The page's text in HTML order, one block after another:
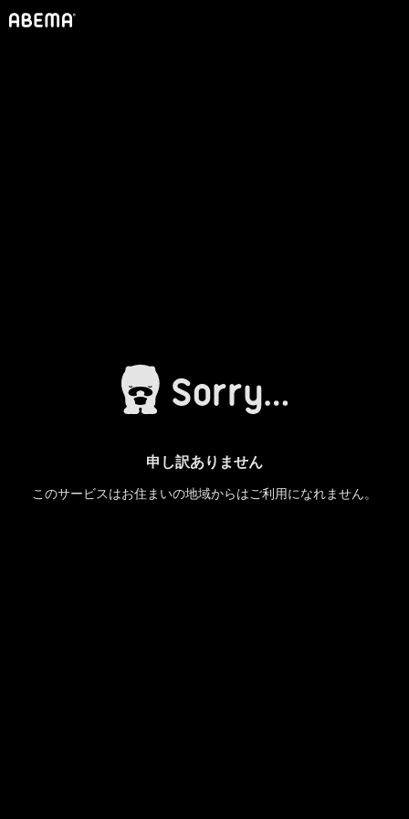
申し訳ありません
このサービスはお住まいの地域からはご利用になれません。